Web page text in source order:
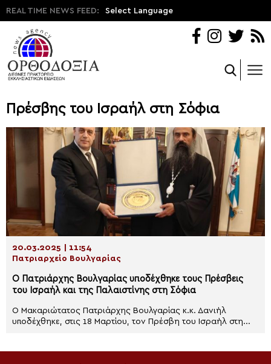
REAL TIME NEWS FEED: Select Language
Πρέσβης του Ισραήλ στη Σόφια
20.03.2025 | 11:54
Πατριαρχείο Βουλγαρίας
Ο Πατριάρχης Βουλγαρίας υποδέχθηκε τους Πρέσβεις
του Ισραήλ και της Παλαιστίνης στη Σόφια
Ο Μακαριώτατος Πατριάρχης Βουλγαρίας κ.κ. Δανιήλ
υποδέχθηκε, στις 18 Μαρτίου, τον Πρέσβη του Ισραήλ στη...